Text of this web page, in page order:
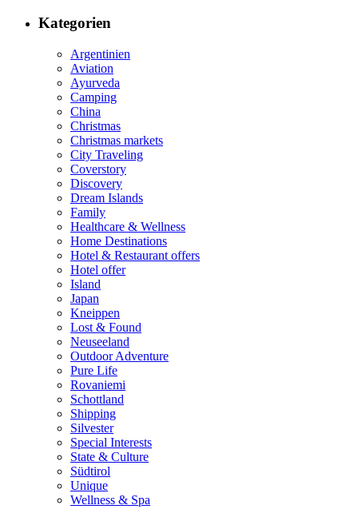
Kategorien
Argentinien
Aviation
Ayurveda
Camping
China
Christmas
Christmas markets
City Traveling
Coverstory
Discovery
Dream Islands
Family
Healthcare & Wellness
Home Destinations
Hotel & Restaurant offers
Hotel offer
Island
Japan
Kneippen
Lost & Found
Neuseeland
Outdoor Adventure
Pure Life
Rovaniemi
Schottland
Shipping
Silvester
Special Interests
State & Culture
Südtirol
Unique
Wellness & Spa